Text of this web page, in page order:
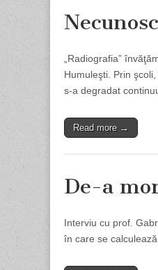
„Radiografia”
Humuleşti. Prin
s-a degradat
Read more →
De-a
Interviu cu prof.
în care se